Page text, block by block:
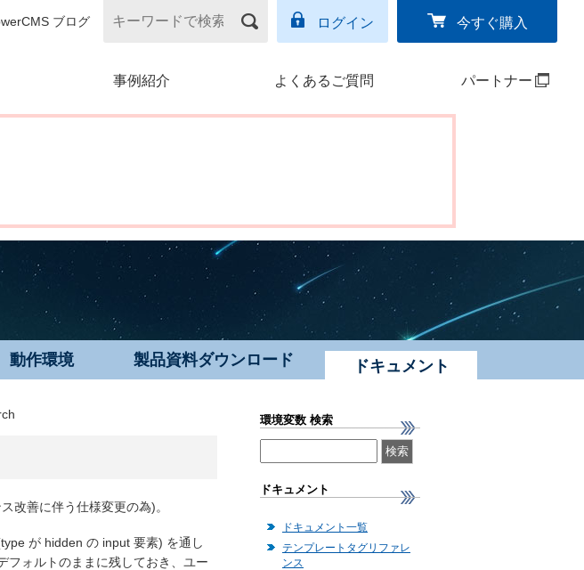
ブログ ログイン 今すぐ購入
事例紹介 よくあるご質問 パートナー
(別ウィンドウで開く)
動作環境 製品資料ダウンロード ドキュメント
改善に伴う仕様変更の為)。
が hidden の input 要素) を通し
フォルトのままに残しておき、ユー
環境変数 検索
ドキュメント
ドキュメント一覧
テンプレートタグリファレ
ンス